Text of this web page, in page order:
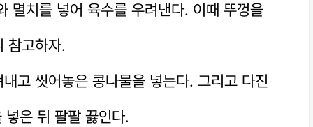
멸치를 넣어 육수를 우려낸다. 이때 뚜껑을
참고하자.
고 씻어놓은 콩나물을 넣는다. 그리고 다진
넣은 뒤 팔팔 끓인다.